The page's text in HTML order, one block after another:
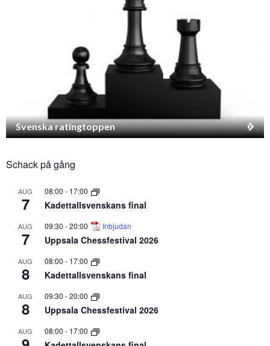
Svenska ratingtoppen
Schack på gång
AUG
7
08:00 - 17:00
Kadettallsvenskans final
AUG
7
09:30 -20:00 Inbjudan
Uppsala Chessfestival 2026
AUG
8
08:00 - 17:00
Kadettallsvenskans final
AUG
8
09:30 -20:00
Uppsala Chessfestival 2026
AUG 08:00 - 17:00